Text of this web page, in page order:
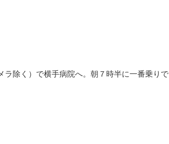
除く）で横手病院へ。朝７時半に一番乗りで